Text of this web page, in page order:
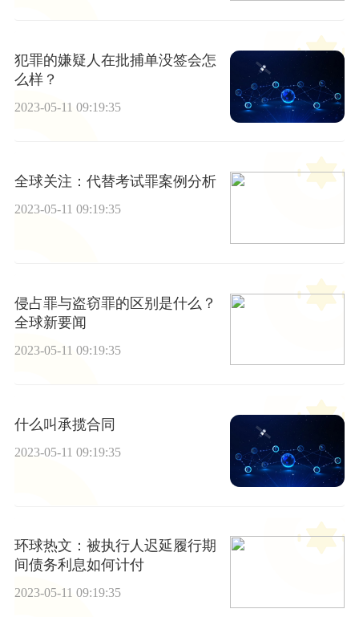
犯罪的嫌疑人在批捕单没签会怎
么样？
2023-05-11 09:19:35
全球关注：代替考试罪案例分析
2023-05-11 09:19:35
侵占罪与盗窃罪的区别是什么？
全球新要闻
2023-05-11 09:19:35
什么叫承揽合同
2023-05-11 09:19:35
环球热文：被执行人迟延履行期
间债务利息如何计付
2023-05-11 09:19:35